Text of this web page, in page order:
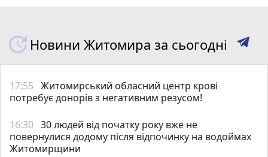
Новини Житомира за сьогодні
17:55 Житомирський обласний центр крові
потребує донорів з негативним резусом!
16:30 30 людей від початку року вже не
повернулися додому після відпочинку на водоймах
Житомирщини